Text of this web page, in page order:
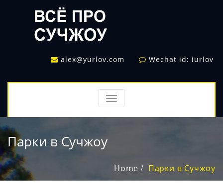
alex@yurlov.com Wechat id: iurlov
TOGGLE
NAVIGATION
Парки в Сучжоу
Home Парки в Сучжоу